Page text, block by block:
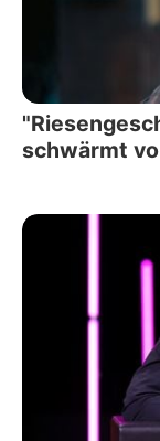
schwärmt